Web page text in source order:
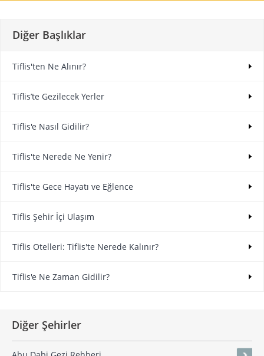
Diğer Başlıklar
Tiflis'ten Ne Alınır?
Tiflis’te Gezilecek Yerler
Tiflis'e Nasıl Gidilir?
Tiflis'te Nerede Ne Yenir?
Tiflis'te Gece Hayatı ve Eğlence
Tiflis Şehir İçi Ulaşım
Tiflis Otelleri: Tiflis'te Nerede Kalınır?
Tiflis'e Ne Zaman Gidilir?
Diğer Şehirler